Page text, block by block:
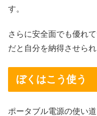
す。
さらに安全面でも優れて
だと自分を納得させられ
ぼくはこう使う
ポータブル電源の使い道